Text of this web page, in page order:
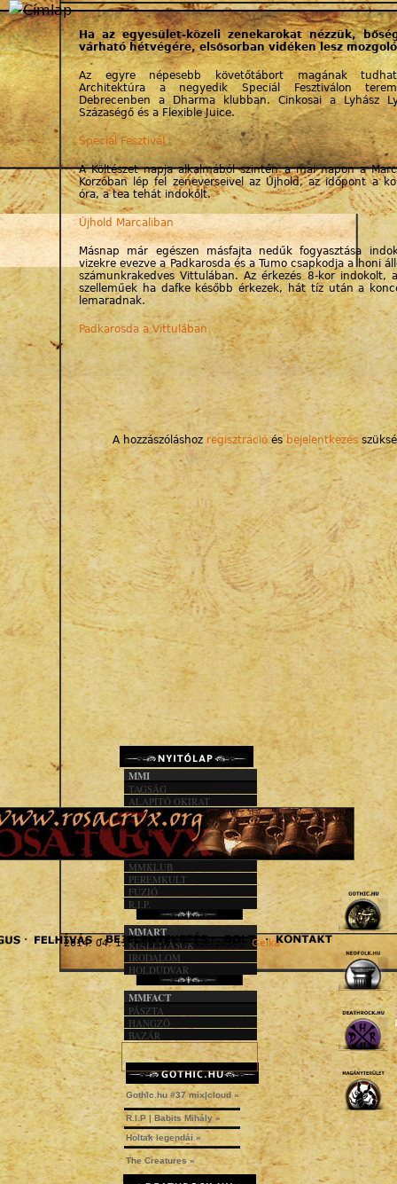
Jump to navigation
Ha az egyesület-közeli zenekarokat nézzük,
várható hétvégére, elsősorban vidéken lesz
Az egyre népesebb követőtábort magának
Architektúra a negyedik Speciál Fesztiválon
Debrecenben a Dharma klubban. Cinkosai a Lyhász
Százaségő és a Flexible Juice.
Speciál Fesztivál
A Költészet napja alkalmából szintén a mai napon a
Korzóban lép fel zeneverseivel az Újhold, az időpont a
óra, a tea tehát indokolt.
Újhold Marcaliban
Másnap már egészen másfajta nedűk fogyasztása
vizekre evezve a Padkarosda és a Tumo csapkodja a honi
számunkrakedves Vittulában. Az érkezés 8-kor indokolt,
szelleműek ha dafke később érkezek, hát tíz után a
lemaradnak.
Padkarosda a Vittulában
A hozzászóláshoz regisztrációésbejelentkezés
2014. 04. 11. - 06:36 | © szerzőség: Gelka
MMI
TAGSÁG
ALAPÍTÓ OKIRAT
KÖZHASZN. JEL.
1%
MMACT
MMKLUB
PEREMKULT
FÚZIÓ
R.I.P.
MMART
KIÁLLÍTÁSOK
IRODALOM
HOLDUDVAR
MMFACT
PÁSZTA
HANGZÓ
BAZÁR
Gothic.hu #37 mix|cloud »
R.I.P | Babits Mihály »
Holtak legendái »
The Creatures »